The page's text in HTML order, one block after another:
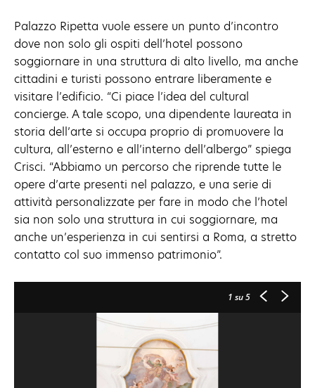
Palazzo Ripetta vuole essere un punto d’incontro
dove non solo gli ospiti dell’hotel possono
soggiornare in una struttura di alto livello, ma anche
cittadini e turisti possono entrare liberamente e
visitare l’edificio. “Ci piace l’idea del cultural
concierge. A tale scopo, una dipendente laureata in
storia dell’arte si occupa proprio di promuovere la
cultura, all’esterno e all’interno dell’albergo” spiega
Crisci. “Abbiamo un percorso che riprende tutte le
opere d’arte presenti nel palazzo, e una serie di
attività personalizzate per fare in modo che l’hotel
sia non solo una struttura in cui soggiornare, ma
anche un’esperienza in cui sentirsi a Roma, a stretto
contatto col suo immenso patrimonio”.
1 su 5